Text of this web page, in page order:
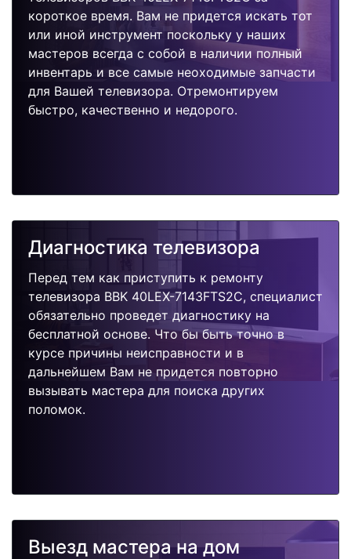
короткое время. Вам не придется искать тот
или иной инструмент поскольку у наших
мастеров всегда с собой в наличии полный
инвентарь и все самые неоходимые запчасти
для Вашей телевизора. Отремонтируем
быстро, качественно и недорого.
Диагностика телевизора
Перед тем как приступить к ремонту
телевизора BBK 40LEX-7143FTS2C, специалист
обязательно проведет диагностику на
бесплатной основе. Что бы быть точно в
курсе причины неисправности и в
дальнейшем Вам не придется повторно
вызывать мастера для поиска других
поломок.
Выезд мастера на дом